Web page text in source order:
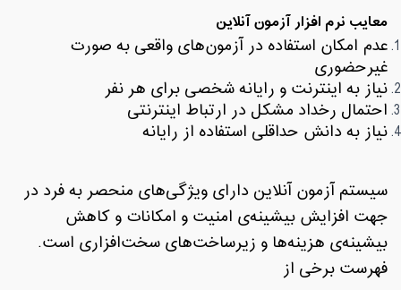
معایب نرم افزار آزمون آنلاین
عدم امکان استفاده در آزمون‌های واقعی به صورت
غیرحضوری
نیاز به اینترنت و رایانه شخصی برای هر نفر
احتمال رخداد مشکل در ارتباط اینترنتی
نیاز به دانش حداقلی استفاده از رایانه
سیستم آزمون آنلاین دارای ویژگی‌های منحصر به فرد در
جهت افزایش بیشینه‌ی امنیت و امکانات و کاهش
بیشینه‌ی هزینه‌ها و زیرساخت‌های سخت‌افزاری است.
فهرست برخی از